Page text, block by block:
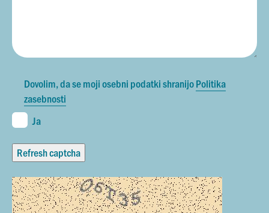
Dovolim, da se moji osebni podatki shranijoPolitika
zasebnosti
Ja
Refresh captcha